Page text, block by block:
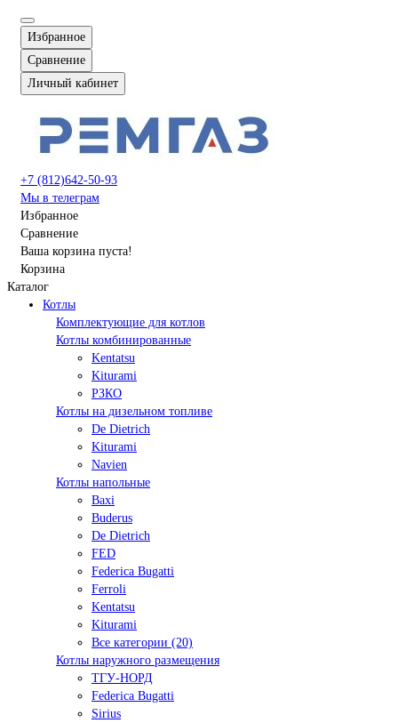
Избранное
Сравнение
Личный кабинет
+7 (812)642-50-93
Мы в телеграм
Избранное
Сравнение
Ваша корзина пуста!
Корзина
Каталог
Котлы
Комплектующие для котлов
Котлы комбинированные
Kentatsu
Kiturami
РЗКО
Котлы на дизельном топливе
De Dietrich
Kiturami
Navien
Котлы напольные
Baxi
Buderus
De Dietrich
FED
Federica Bugatti
Ferroli
Kentatsu
Kiturami
Все категории (20)
Котлы наружного размещения
ТГУ-НОРД
Federica Bugatti
Sirius